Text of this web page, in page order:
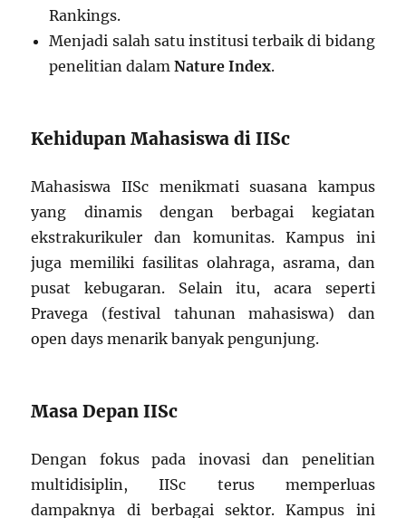
Rankings.
Menjadi salah satu institusi terbaik di bidang
penelitian dalamNature Index.
Kehidupan Mahasiswa di IISc
Mahasiswa IISc menikmati suasana kampus
yang dinamis dengan berbagai kegiatan
ekstrakurikuler dan komunitas. Kampus ini
juga memiliki fasilitas olahraga, asrama, dan
pusat kebugaran. Selain itu, acara seperti
Pravega (festival tahunan mahasiswa) dan
open days menarik banyak pengunjung.
Masa Depan IISc
Dengan fokus pada inovasi dan penelitian
multidisiplin, IISc terus memperluas
dampaknya di berbagai sektor. Kampus ini